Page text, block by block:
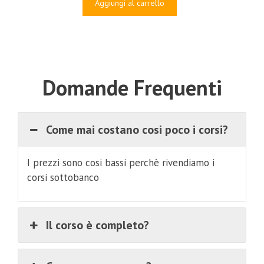
Aggiungi al carrello
Domande Frequenti
Come mai costano cosi poco i corsi?
I prezzi sono cosi bassi perchè rivendiamo i
corsi sottobanco
Il corso è completo?